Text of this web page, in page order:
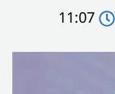
11:07